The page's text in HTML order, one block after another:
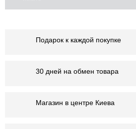
Подарок к каждой покупке
30 дней на обмен товара
Магазин в центре Киева